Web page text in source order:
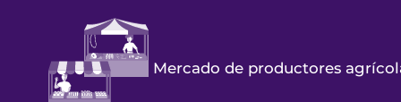
Mercado de productores